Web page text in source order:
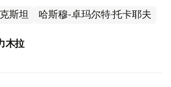
斯坦 哈斯穆-卓玛尔特·托卡耶夫
木拉